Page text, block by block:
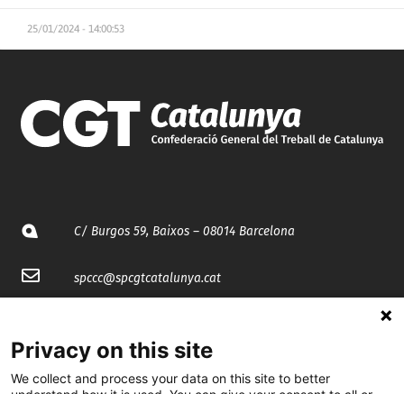
25/01/2024 - 14:00:53
C/ Burgos 59, Baixos – 08014 Barcelona
spccc@spcgtcatalunya.cat
@CGTCatalunya
Privacy on this site
We collect and process your data on this site to better